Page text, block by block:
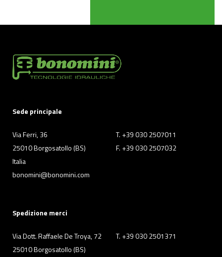
Sede principale
Via Ferri, 36
25010 Borgosatollo (BS)
Italia
T. +39 030 2507011
F. +39 030 2507032
bonomini@bonomini.com
Spedizione merci
Via Dott. Raffaele De Troya, 72
25010 Borgosatollo (BS)
T. +39 030 2501371